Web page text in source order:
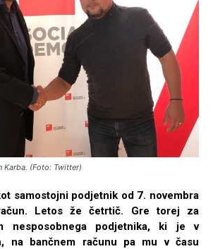
Karba. (Foto: Twitter)
samostojni podjetnik od 7. novembra
Letos že četrtič. Gre torej za
nesposobnega podjetnika, ki je v
na bančnem računu pa mu v času